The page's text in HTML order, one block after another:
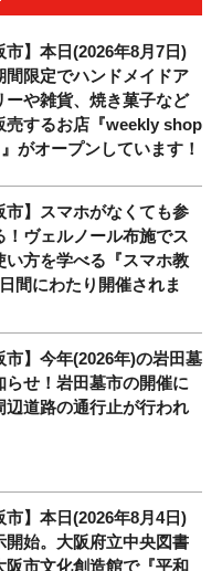
市】本日(2026年8月7日)
間限定でハンドメイドア
ーや雑貨、焼き菓子など
売するお店『weekly shop
がオープンしています！
市】スマホがなくても参
！ヴェルノール布施でス
い方を学べる『スマホ教
間にわたり開催されま
市】今年(2026年)の岩田墓
らせ！岩田墓市の開催に
辺道路の通行止が行われ
市】本日(2026年8月4日)
開始。大阪府立中央図書
阪市文化創造館で『平和